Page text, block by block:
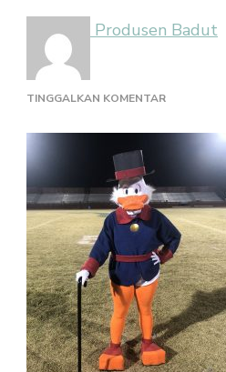
Produsen Badut
TINGGALKAN KOMENTARPADA
BADUT
EVENT
ANIMASI
DISNEY
KARAKTER
WEBBY